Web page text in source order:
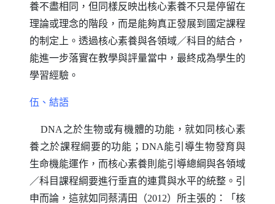
養不盡相同，但同樣反映出核心素養不只是停留在
理論或理念的階段，而是能夠真正發展到國定課程
的制定上。透過核心素養與各領域／科目的結合，
能進一步落實在教學與評量當中，最終成為學生的
學習經驗。
伍、結語
DNA 之於生物或有機體的功能，就如同核心素
養之於課程綱要的功能； DNA能引導生物發育與
生命機能運作，而核心素養則能引導總綱與各領域
／科目課程綱要進行垂直的連貫與水平的統整。引
申而論，這就如同蔡清田（2012）所主張的：「核